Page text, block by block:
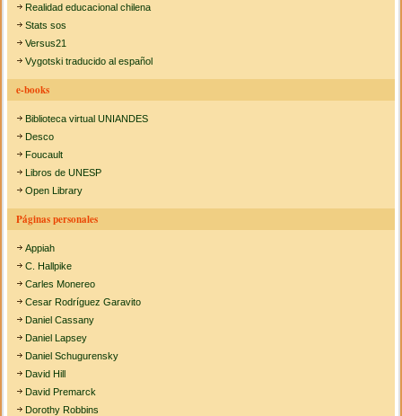
Realidad educacional chilena
Stats sos
Versus21
Vygotski traducido al español
e-books
Biblioteca virtual UNIANDES
Desco
Foucault
Libros de UNESP
Open Library
Páginas personales
Appiah
C. Hallpike
Carles Monereo
Cesar Rodríguez Garavito
Daniel Cassany
Daniel Lapsey
Daniel Schugurensky
David Hill
David Premarck
Dorothy Robbins